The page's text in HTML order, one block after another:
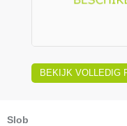
BEKIJK VOLLEDIG
Slob